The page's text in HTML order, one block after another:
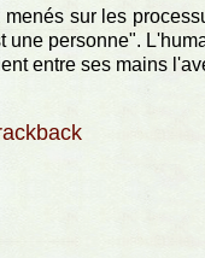
sur les
une personne".
entre ses mains